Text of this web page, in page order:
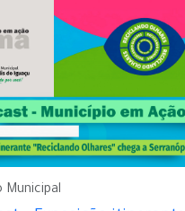
Municipal